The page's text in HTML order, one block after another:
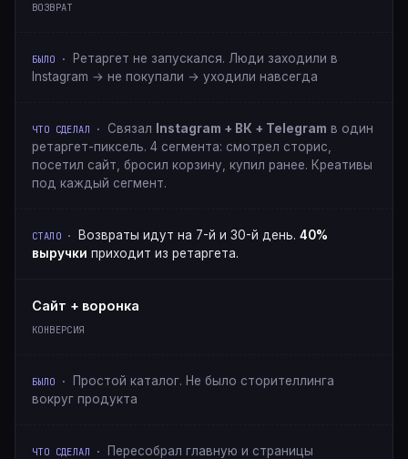
ВОЗВРАТ
Ретаргет не запускался. Люди заходили в
Instagram → не покупали → уходили навсегда
Связал Instagram + ВК + Telegram в один
ретаргет-пиксель. 4 сегмента: смотрел сторис,
посетил сайт, бросил корзину, купил ранее. Креативы
под каждый сегмент.
Возвраты идут на 7-й и 30-й день.40%
выручки приходит из ретаргета.
Сайт + воронка
КОНВЕРСИЯ
Простой каталог. Не было сторителлинга
вокруг продукта
Пересобрал главную и страницы